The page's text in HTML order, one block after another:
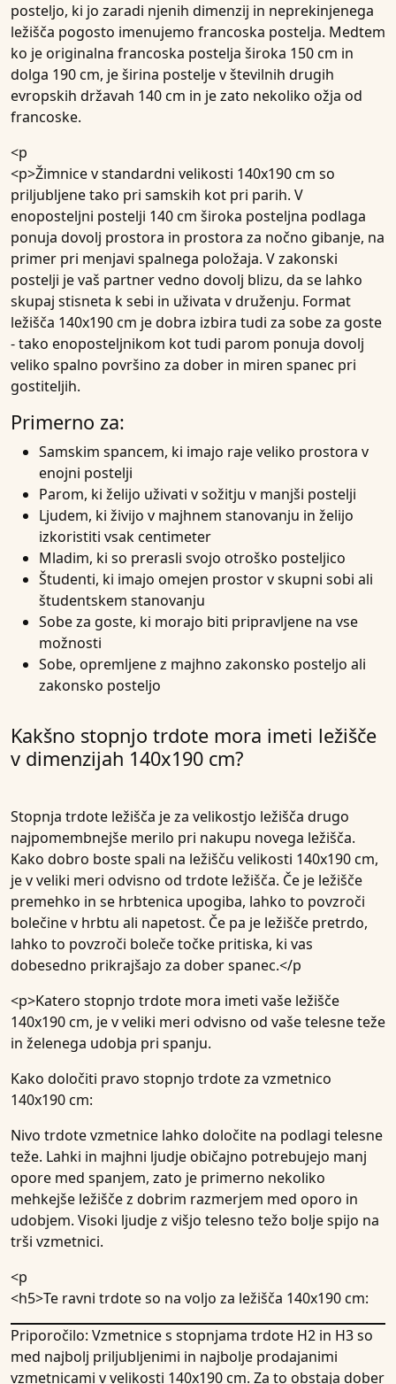
posteljo, ki jo zaradi njenih dimenzij in neprekinjenega
ležišča pogosto imenujemo francoska postelja. Medtem
ko je originalna francoska postelja široka 150 cm in
dolga 190 cm, je širina postelje v številnih drugih
evropskih državah 140 cm in je zato nekoliko ožja od
francoske.
<p
<p>Žimnice v standardni velikosti 140x190 cm so
priljubljene tako pri samskih kot pri parih. V
enoposteljni postelji 140 cm široka posteljna podlaga
ponuja dovolj prostora in prostora za nočno gibanje, na
primer pri menjavi spalnega položaja. V zakonski
postelji je vaš partner vedno dovolj blizu, da se lahko
skupaj stisneta k sebi in uživata v druženju. Format
ležišča 140x190 cm je dobra izbira tudi za sobe za goste
- tako enoposteljnikom kot tudi parom ponuja dovolj
veliko spalno površino za dober in miren spanec pri
gostiteljih.
Primerno za:
Samskim spancem, ki imajo raje veliko prostora v
enojni postelji
Parom, ki želijo uživati v sožitju v manjši postelji
Ljudem, ki živijo v majhnem stanovanju in želijo
izkoristiti vsak centimeter
Mladim, ki so prerasli svojo otroško posteljico
Študenti, ki imajo omejen prostor v skupni sobi ali
študentskem stanovanju
Sobe za goste, ki morajo biti pripravljene na vse
možnosti
Sobe, opremljene z majhno zakonsko posteljo ali
zakonsko posteljo
Kakšno stopnjo trdote mora imeti ležišče
v dimenzijah 140x190 cm?
Stopnja trdote ležišča je za velikostjo ležišča drugo
najpomembnejše merilo pri nakupu novega ležišča.
Kako dobro boste spali na ležišču velikosti 140x190 cm,
je v veliki meri odvisno od trdote ležišča. Če je ležišče
premehko in se hrbtenica upogiba, lahko to povzroči
bolečine v hrbtu ali napetost. Če pa je ležišče pretrdo,
lahko to povzroči boleče točke pritiska, ki vas
dobesedno prikrajšajo za dober spanec.</p
<p>Katero stopnjo trdote mora imeti vaše ležišče
140x190 cm, je v veliki meri odvisno od vaše telesne teže
in želenega udobja pri spanju.
Kako določiti pravo stopnjo trdote za vzmetnico
140x190 cm:
Nivo trdote vzmetnice lahko določite na podlagi telesne
teže. Lahki in majhni ljudje običajno potrebujejo manj
opore med spanjem, zato je primerno nekoliko
mehkejše ležišče z dobrim razmerjem med oporo in
udobjem. Visoki ljudje z višjo telesno težo bolje spijo na
trši vzmetnici.
<p
<h5>Te ravni trdote so na voljo za ležišča 140x190 cm:
Priporočilo: Vzmetnice s stopnjama trdote H2 in H3 so
med najbolj priljubljenimi in najbolje prodajanimi
vzmetnicami v velikosti 140x190 cm. Za to obstaja dober